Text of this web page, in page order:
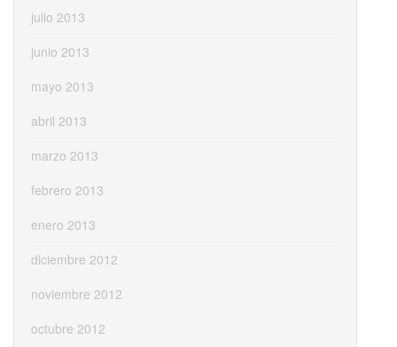
julio 2013
junio 2013
mayo 2013
abril 2013
marzo 2013
febrero 2013
enero 2013
diciembre 2012
noviembre 2012
octubre 2012